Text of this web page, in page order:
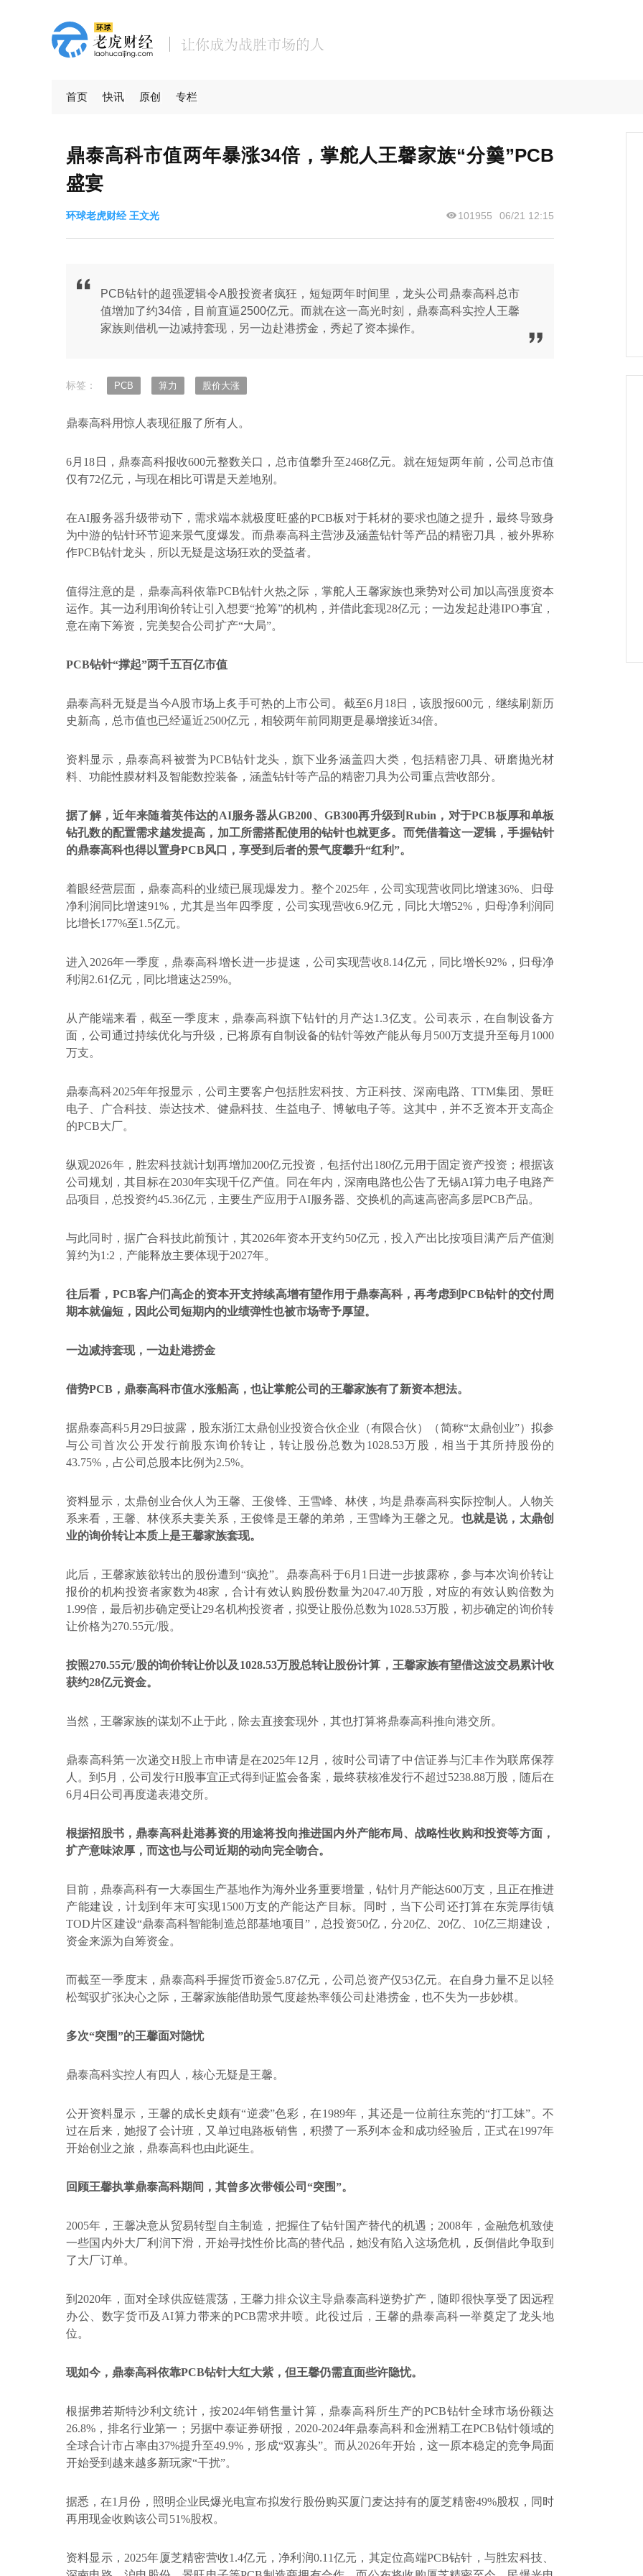
首页 快讯 原创 专栏
鼎泰高科市值两年暴涨34倍，掌舵人王馨家族“分羹”PCB
盛宴
环球老虎财经 王文光 101955 06/21 12:15
PCB钻针的超强逻辑令A股投资者疯狂，短短两年时间里，龙头公司鼎泰高科总市
值增加了约34倍，目前直逼2500亿元。而就在这一高光时刻，鼎泰高科实控人王馨
家族则借机一边减持套现，另一边赴港捞金，秀起了资本操作。
标签： PCB 算力 股价大涨
鼎泰高科用惊人表现征服了所有人。
6月 18 日，鼎泰高科报收600元整数关口，总市值攀升至2468亿元。就在短短两年前，公司总市值
仅有72亿元，与现在相比可谓是天差地别。
在AI服务器升级带动下，需求端本就极度旺盛的PCB板对于耗材的要求也随之提升，最终导致身
为中游的钻针环节迎来景气度爆发。而鼎泰高科主营涉及涵盖钻针等产品的精密刀具，被外界称
作PCB钻针龙头，所以无疑是这场狂欢的受益者。
值得注意的是，鼎泰高科依靠PCB钻针火热之际，掌舵人王馨家族也乘势对公司加以高强度资本
运作。其一边利用询价转让引入想要“抢筹”的机构，并借此套现28亿元；一边发起赴港IPO事宜，
意在南下筹资，完美契合公司扩产“大局”。
PCB钻针“撑起”两千五百亿市值
鼎泰高科无疑是当今A 股市场上炙手可热的 上市公司。截至6 月 18日，该股报600元，继续刷新历
史新高，总市值也已经逼近2500亿元，相较两年前同期更是暴增接近34倍。
资料显示，鼎泰高科被誉为PCB钻针龙头，旗下业务涵盖四大类，包括精密刀具、研磨抛光材
料、功能性膜材料及智能数控装备，涵盖钻针等产品的精密刀具为公司重点营收部分。
据了解，近年来随着英伟达的AI服务器从GB200、GB300再升级到 Rubin ，对于PCB板厚和单板
钻孔数的配置需求越发提高，加工所需搭配使用的钻针也就更多。而凭借着这一逻辑，手握钻针
的鼎泰高科也得以置身PCB风口，享受到后者的景气度攀升“红利”。
着眼经营层面，鼎泰高科的业绩已展现爆发力。整个2025年，公司实现营收同比增速36% 、归母
净利润同比增速91%，尤其是当年四季度，公司实现营收6.9亿元，同比大增52% ，归母净利润同
比增长177%至1.5亿元。
进入 2026年一季度，鼎泰高科增长进一步提速，公司实现营收8.14亿元，同比增长92% ，归母净
利润2.61亿元，同比增速达259%。
从产能端来看，截至一季度末，鼎泰高科旗下钻针的月产达1.3亿支。公司表示，在自制设备方
面，公司通过持续优化与升级，已将原有自制设备的钻针等效产能从每月 500万支提升至每月 1000
万支。
鼎泰高科2025年年报显示，公司主要客户包括胜宏科技、方正科技、深南电路、TTM集团、景旺
电子、广合科技、崇达技术、健鼎科技、生益电子、博敏电子等。这其中，并不乏资本开支高企
的PCB大厂。
纵观2026年，胜宏科技就计划再增加200亿元投资，包括付出180亿元用于固定资产投资；根据该
公司规划，其目标在2030年实现千亿产值。同在年内，深南电路也公告了无锡AI算力电子电路产
品项目，总投资约45.36亿元，主要生产应用于AI服务器、交换机的高速高密高多层PCB产品。
与此同时，据广合科技此前预计，其2026年资本开支约50亿元，投入产出比按项目满产后产值测
算约为1:2 ，产能释放主要体现于2027年。
往后看， PCB客户们高企的资本开支持续高增有望作用于鼎泰高科，再考虑到PCB钻针的交付周
期本就偏短，因此公司短期内的业绩弹性也被市场寄予厚望。
一边减持套现，一边赴港捞金
借势PCB ， 鼎泰高科市值水涨船高，也让掌舵公司的王馨家族有了新资本想法。
据鼎泰高科5月 29日披露，股东浙江太鼎创业投资合伙企业（有限合伙）（简称“太鼎创业”）拟参
与公司首次公开发行前股东询价转让，转让股份总数为 1028.53万股，相当于其所持股份的
43.75% ，占公司总股本比例为2.5%。
资料显示，太鼎创业合伙人为王馨、王俊锋、王雪峰、林侠，均是鼎泰高科实际控制人。人物关
系来看，王馨、林侠系夫妻关系，王俊锋是王馨的弟弟，王雪峰为王馨之兄。 也就是说，太鼎创
业的询价转让本质上是王馨家族套现。
此后，王馨家族欲转出的股份遭到 “疯抢”。鼎泰高科于6月 1 日进一步披露称，参与本次询价转让
报价的机构投资者家数为48家，合计有效认购股份数量为2047.40万股，对应的有效认购倍数为
1.99倍，最后初步确定受让29名机构投资者，拟受让股份总数为1028.53万股，初步确定的询价转
让价格为270.55元/股。
按照270.55元/股的询价转让价以及 1028.53万股总转让股份计算，王馨家族有望借这波交易累计收
获约28亿元资金。
当然，王馨家族的谋划不止于此，除去直接套现外，其也打算将鼎泰高科推向港交所。
鼎泰高科第一次递交H 股上市申请是在2025年12 月，彼时公司请了中信证券与汇丰作为联席保荐
人。到 5月，公司发行H 股事宜正式得到证监会备案，最终获核准发行不超过5238.88万股，随后在
6月 4日公司再度递表港交所。
根据招股书，鼎泰高科赴港募资的用途将投向推进国内外产能布局、战略性收购和投资等方面，
扩产意味浓厚，而这也与公司近期的动向完全吻合。
目前，鼎泰高科有一大泰国生产基地作为海外业务重要增量，钻针月产能达600万支，且正在推进
产能建设，计划到年末可实现1500万支的产能达产目标。同时，当下公司还打算在东莞厚街镇
TOD 片区建设“鼎泰高科智能制造总部基地项目”，总投资50亿，分20亿、 20亿、 10亿三期建设，
资金来源为自筹资金。
而截至一季度末，鼎泰高科手握货币资金5.87亿元，公司总资产仅53亿元。在自身力量不足以轻
松驾驭扩张决心之际，王馨家族能借助景气度趁热率领公司赴港捞金，也不失为一步妙棋。
多次“突围”的王馨面对隐忧
鼎泰高科实控人有四人，核心无疑是王馨。
公开资料显示，王馨的成长史颇有“逆袭”色彩，在1989年，其还是一位前往东莞的“打工妹”。不
过在后来，她报了会计班，又单过电路板销售，积攒了一系列本金和成功经验后，正式在1997年
开始创业之旅，鼎泰高科也由此诞生。
回顾王馨执掌鼎泰高科期间，其曾多次带领公司 “突围”。
2005年，王馨决意从贸易转型自主制造，把握住了钻针国产替代的机遇； 2008年，金融危机致使
一些国内外大厂利润下滑，开始寻找性价比高的替代品，她没有陷入这场危机，反倒借此争取到
了大厂订单。
到 2020年，面对全球供应链震荡，王馨力排众议主导鼎泰高科逆势扩产，随即很快享受了因远程
办公、数字货币及 AI算力带来的PCB需求井喷。此役过后， 王馨的鼎泰高科一举奠定了龙头地
位。
现如今，鼎泰高科依靠PCB钻针大红大紫，但王馨仍需直面些许隐忧。
根据弗若斯特沙利文统计，按2024年销售量计算，鼎泰高科所生产的PCB钻针全球市场份额达
26.8% ，排名行业第一；另据中泰证券研报， 2020-2024年鼎泰高科和金洲精工在PCB钻针领域的
全球合计市占率由37%提升至49.9% ，形成“双寡头”。而从2026年开始，这一原本稳定的竞争局面
开始受到越来越多新玩家“干扰”。
据悉，在1 月份，照明企业民爆光电宣布拟发行股份购买厦门麦达持有的厦芝精密49%股权，同时
再用现金收购该公司 51%股权。
资料显示， 2025年厦芝精密营收1.4亿元，净利润0.11亿元，其定位高端PCB钻针，与胜宏科技、